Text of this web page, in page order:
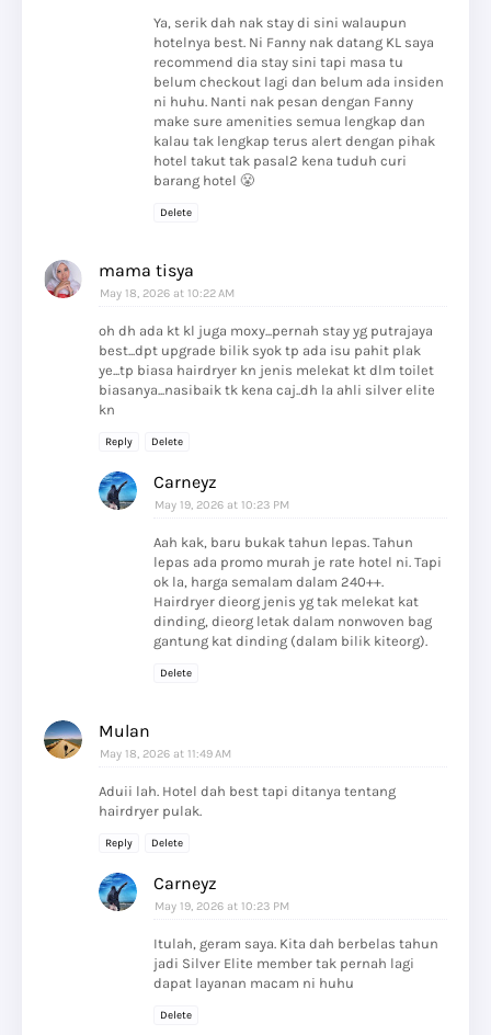
Ya, serik dah nak stay di sini walaupun
hotelnya best. Ni Fanny nak datang KL saya
recommend dia stay sini tapi masa tu
belum checkout lagi dan belum ada insiden
ni huhu. Nanti nak pesan dengan Fanny
make sure amenities semua lengkap dan
kalau tak lengkap terus alert dengan pihak
hotel takut tak pasal2 kena tuduh curi
barang hotel 😤
Delete
mama tisya
May 18, 2026 at 10:22 AM
oh dh ada kt kl juga moxy...pernah stay yg putrajaya
best...dpt upgrade bilik syok tp ada isu pahit plak
ye...tp biasa hairdryer kn jenis melekat kt dlm toilet
biasanya...nasibaik tk kena caj..dh la ahli silver elite
kn
Reply Delete
Carneyz
May 19, 2026 at 10:23 PM
Aah kak, baru bukak tahun lepas. Tahun
lepas ada promo murah je rate hotel ni. Tapi
ok la, harga semalam dalam 240++.
Hairdryer dieorg jenis yg tak melekat kat
dinding, dieorg letak dalam nonwoven bag
gantung kat dinding (dalam bilik kiteorg).
Delete
Mulan
May 18, 2026 at 11:49 AM
Aduii lah. Hotel dah best tapi ditanya tentang
hairdryer pulak.
Reply Delete
Carneyz
May 19, 2026 at 10:23 PM
Itulah, geram saya. Kita dah berbelas tahun
jadi Silver Elite member tak pernah lagi
dapat layanan macam ni huhu
Delete